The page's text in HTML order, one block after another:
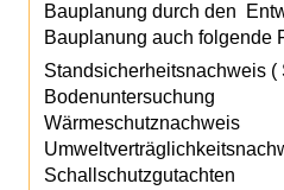
Bauplanung durch den
Bauplanung auch folgende
Standsicherheitsnachweis (
Bodenuntersuchung
Wärmeschutznachweis
Schallschutzgutachten